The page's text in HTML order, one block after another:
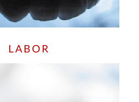
LABOR